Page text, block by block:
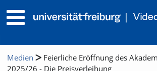
Medien
Feierliche Eröffnung des
2025/26 - Die Preisverleihung